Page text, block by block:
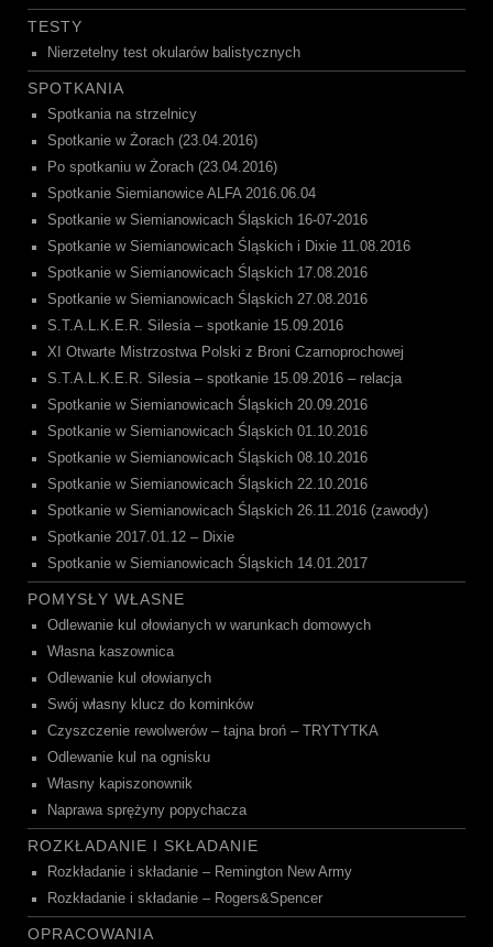
TESTY
Nierzetelny test okularów balistycznych
SPOTKANIA
Spotkania na strzelnicy
Spotkanie w Żorach (23.04.2016)
Po spotkaniu w Żorach (23.04.2016)
Spotkanie Siemianowice ALFA 2016.06.04
Spotkanie w Siemianowicach Śląskich 16-07-2016
Spotkanie w Siemianowicach Śląskich i Dixie 11.08.2016
Spotkanie w Siemianowicach Śląskich 17.08.2016
Spotkanie w Siemianowicach Śląskich 27.08.2016
S.T.A.L.K.E.R. Silesia – spotkanie 15.09.2016
XI Otwarte Mistrzostwa Polski z Broni Czarnoprochowej
S.T.A.L.K.E.R. Silesia – spotkanie 15.09.2016 – relacja
Spotkanie w Siemianowicach Śląskich 20.09.2016
Spotkanie w Siemianowicach Śląskich 01.10.2016
Spotkanie w Siemianowicach Śląskich 08.10.2016
Spotkanie w Siemianowicach Śląskich 22.10.2016
Spotkanie w Siemianowicach Śląskich 26.11.2016 (zawody)
Spotkanie 2017.01.12 – Dixie
Spotkanie w Siemianowicach Śląskich 14.01.2017
POMYSŁY WŁASNE
Odlewanie kul ołowianych w warunkach domowych
Własna kaszownica
Odlewanie kul ołowianych
Swój własny klucz do kominków
Czyszczenie rewolwerów – tajna broń – TRYTYTKA
Odlewanie kul na ognisku
Własny kapiszonownik
Naprawa sprężyny popychacza
ROZKŁADANIE I SKŁADANIE
Rozkładanie i składanie – Remington New Army
Rozkładanie i składanie – Rogers&Spencer
OPRACOWANIA